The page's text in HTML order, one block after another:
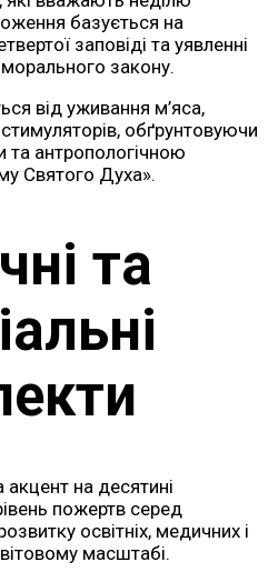
базується на
заповіді та уявленні
закону.
від уживання м’яса,
обґрунтовуючи
та антропологічною
Святого Духа».
та
акцент на десятині
пожертв серед
освітніх, медичних і
масштабі.